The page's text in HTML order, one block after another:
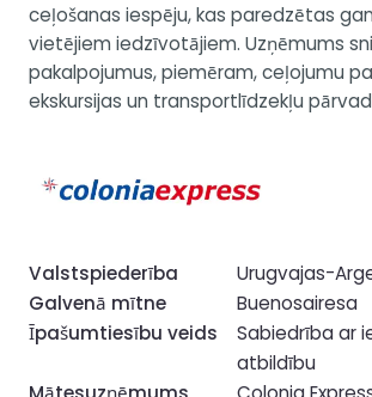
ceļošanas iespēju, kas paredzētas
vietējiem iedzīvotājiem. Uzņēmums
pakalpojumus, piemēram, ceļojumu
ekskursijas un transportlīdzekļu
Valstspiederība
Urugvajas-
Galvenā mītne
Buenosairesa
Īpašumtiesību veids
Sabiedrība ar
atbildību